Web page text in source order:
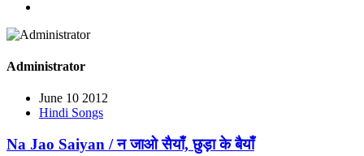
Administrator
June 10 2012
Hindi Songs
Na Jao Saiyan / न जाओ सैयाँ, छुड़ा के बैयाँ